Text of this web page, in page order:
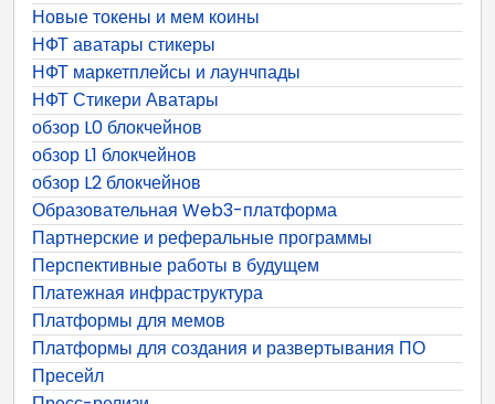
Новые токены и мем коины
НФТ аватары стикеры
НФТ маркетплейсы и лаунчпады
НФТ Стикери Аватары
обзор L0 блокчейнов
обзор L1 блокчейнов
обзор L2 блокчейнов
Образовательная Web3-платформа
Партнерские и реферальные программы
Перспективные работы в будущем
Платежная инфраструктура
Платформы для мемов
Платформы для создания и развертывания ПО
Пресейл